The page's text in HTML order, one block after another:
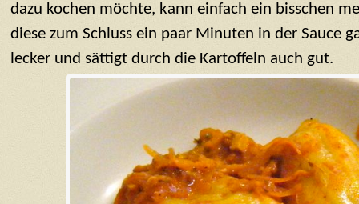
dazu kochen möchte, kann einfach ein bisschen
diese zum Schluss ein paar Minuten in der Sauce
lecker und sättigt durch die Kartoffeln auch gut.